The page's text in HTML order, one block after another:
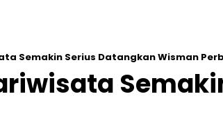
Semakin Serius Datangkan Wisman